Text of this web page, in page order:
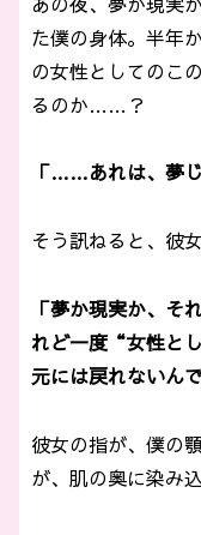
た僕の身体。半年
の女性としてのこ
るのか……？
「……あれは、夢
そう訊ねると、彼
「夢か現実か、
れど一度“女性と
元には戻れないん
彼女の指が、僕の
が、肌の奥に染み